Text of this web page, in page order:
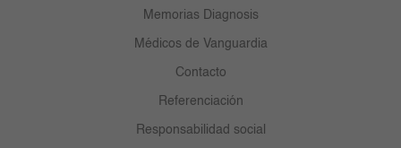
Memorias Diagnosis
Médicos de Vanguardia
Contacto
Referenciación
Responsabilidad social